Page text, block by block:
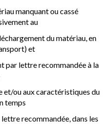
manquant ou cassé
au
du matériau, en
et
par lettre recommandée à la
et/ou aux caractéristiques du
temps
recommandée, dans les